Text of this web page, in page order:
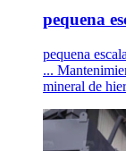
pequena
pequena
...
mineral de